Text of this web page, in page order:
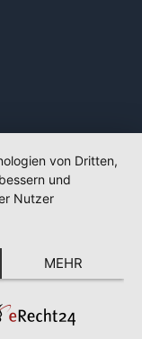
von Dritten,
und
Nutzer
MEHR